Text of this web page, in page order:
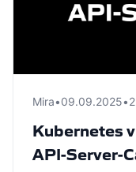
Mira•09.09.2025•
Kubernetes
API-Server-